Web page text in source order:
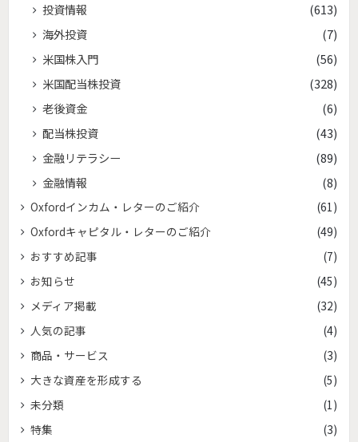
投資情報
(613)
海外投資
(7)
米国株入門
(56)
米国配当株投資
(328)
老後資金
(6)
配当株投資
(43)
金融リテラシー
(89)
金融情報
(8)
Oxfordインカム・レターのご紹介
(61)
Oxfordキャピタル・レターのご紹介
(49)
おすすめ記事
(7)
お知らせ
(45)
メディア掲載
(32)
人気の記事
(4)
商品・サービス
(3)
大きな資産を形成する
(5)
未分類
(1)
特集
(3)